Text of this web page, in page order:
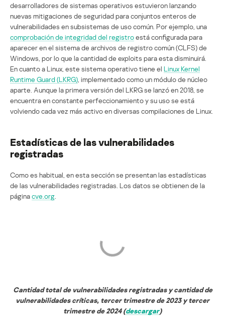
desarrolladores de sistemas operativos estuvieron lanzando
nuevas mitigaciones de seguridad para conjuntos enteros de
vulnerabilidades en subsistemas de uso común. Por ejemplo, una
comprobación de integridad del registroestá configurada para
aparecer en el sistema de archivos de registro común (CLFS) de
Windows, por lo que la cantidad de exploits para esta disminuirá.
En cuanto a Linux, este sistema operativo tiene el Linux Kernel
Runtime Guard (LKRG) , implementado como un módulo de núcleo
aparte. Aunque la primera versión del LKRG se lanzó en 2018, se
encuentra en constante perfeccionamiento y su uso se está
volviendo cada vez más activo en diversas compilaciones de Linux.
Estadísticas de las vulnerabilidades
registradas
Como es habitual, en esta sección se presentan las estadísticas
de las vulnerabilidades registradas. Los datos se obtienen de la
páginacve.org
Cantidad total de vulnerabilidades registradas y cantidad de
vulnerabilidades críticas, tercer trimestre de 2023 y tercer
trimestre de 2024 (descargar)